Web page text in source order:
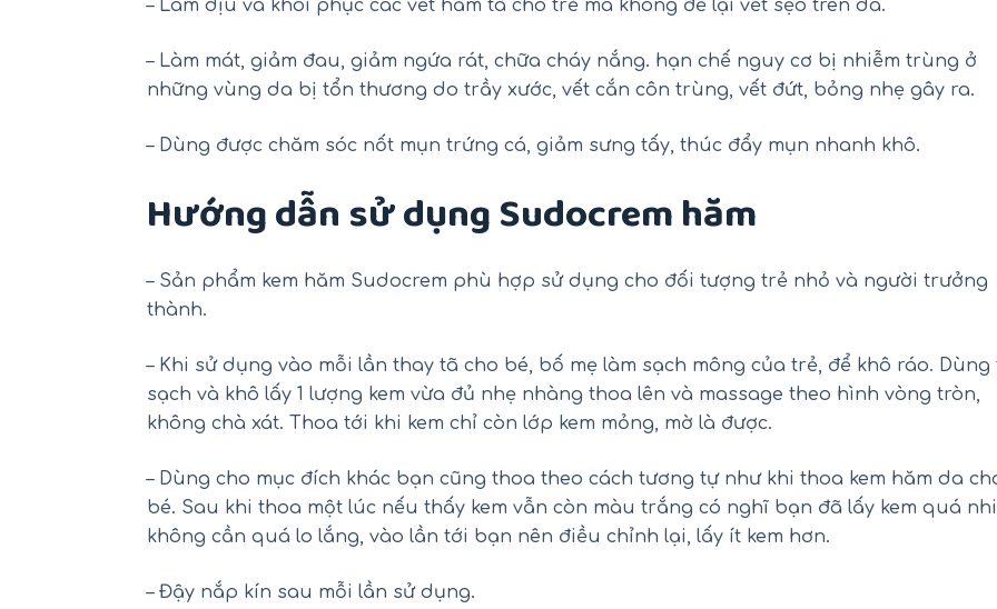
– Làm dịu và khôi phục các vết hăm tã cho trẻ mà không để lại vết sẹo trên da.
– Làm mát, giảm đau, giảm ngứa rát, chữa cháy nắng. hạn chế nguy cơ bị nhiễm trùng ở
những vùng da bị tổn thương do trầy xước, vết cắn côn trùng, vết đứt, bỏng nhẹ gây ra.
– Dùng được chăm sóc nốt mụn trứng cá, giảm sưng tấy, thúc đẩy mụn nhanh khô.
Hướng dẫn sử dụng Sudocrem hăm
– Sản phẩm kem hăm Sudocrem phù hợp sử dụng cho đối tượng trẻ nhỏ và người trưởng
thành.
– Khi sử dụng vào mỗi lần thay tã cho bé, bố mẹ làm sạch mông của trẻ, để khô ráo. Dùng
sạch và khô lấy 1 lượng kem vừa đủ nhẹ nhàng thoa lên và massage theo hình vòng tròn,
không chà xát. Thoa tới khi kem chỉ còn lớp kem mỏng, mờ là được.
– Dùng cho mục đích khác bạn cũng thoa theo cách tương tự như khi thoa kem hăm da
bé. Sau khi thoa một lúc nếu thấy kem vẫn còn màu trắng có nghĩ bạn đã lấy kem quá
không cần quá lo lắng, vào lần tới bạn nên điều chỉnh lại, lấy ít kem hơn.
– Đậy nắp kín sau mỗi lần sử dụng.